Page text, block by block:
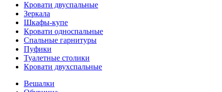
Кровати двуспальные
Зеркала
Шкафы-купе
Кровати односпальные
Спальные гарнитуры
Пуфики
Туалетные столики
Кровати двухспальные
Вешалки